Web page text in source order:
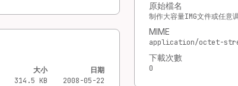
大小
日期
314.5 KB
2008-05-22
原始檔名
制作大容量IMG文件或任
MIME
application/octet-
下載次數
0